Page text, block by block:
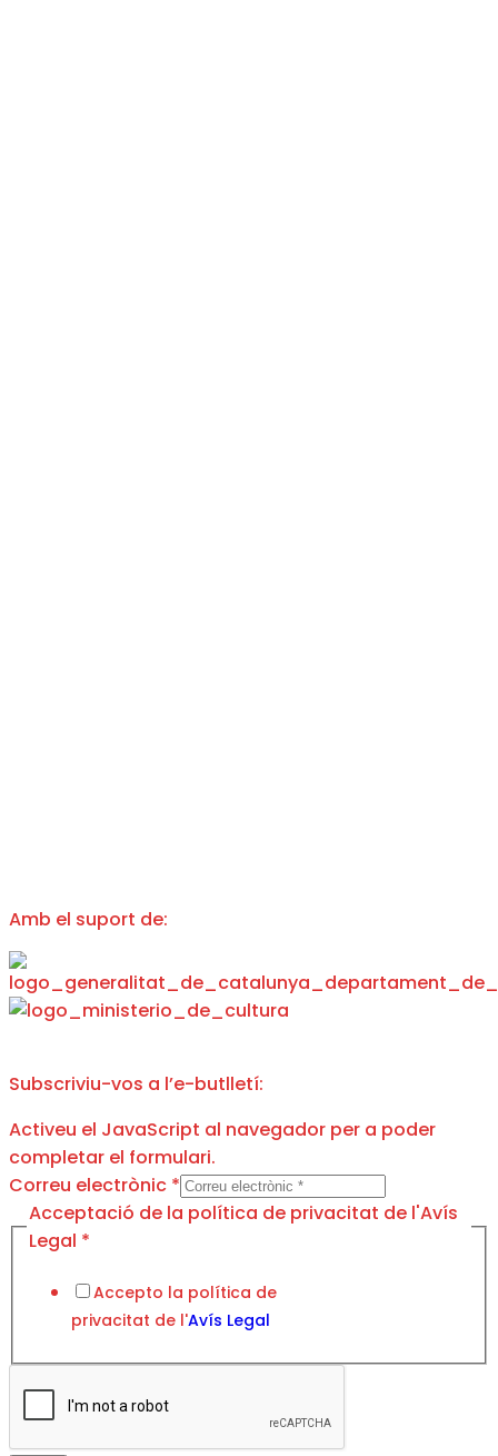
Amb el suport de:
Subscriviu-vos a l’e-butlletí:
Activeu el JavaScript al navegador per a poder
completar el formulari.
Correu electrònic *
Correu
Acceptació
Acceptació de la política de privacitat de l'Avís
Legal *
Accepto la política de
privacitat de l'Avís Legal